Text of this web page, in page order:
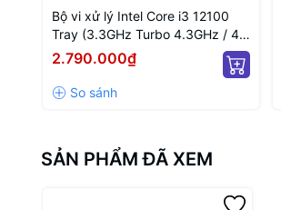
Bộ vi xử lý Intel Core i3 12100
Tray (3.3GHz Turbo 4.3GHz / 4
Nhân 8 Luồng / 12MB / LGA
2.790.000₫
SẢN PHẨM ĐÃ XEM